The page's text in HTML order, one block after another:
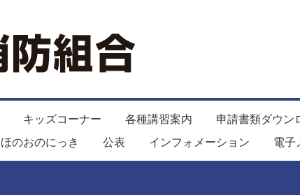
キッズコーナー 各種講習案内 申請書類ダウン
ほのおのにっき 公表 インフォメーション 電子